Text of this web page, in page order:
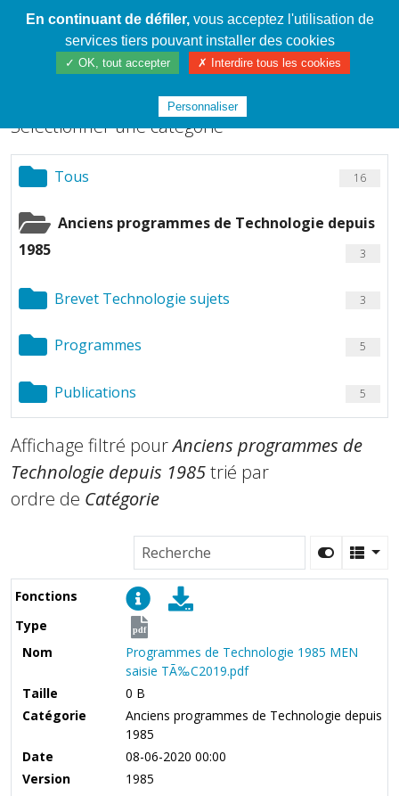
Cahier de textes patrickRICHARD
Chargement de fichiers
Sélectionner une catégorie
Tous 16
Anciens programmes de Technologie depuis
1985
3
Brevet Technologie sujets 3
Programmes 5
Publications 5
Affichage filtré pourAnciens programmes de
Technologie depuis 1985trié par
ordre de Catégorie
Fonctions
Type
pdf
Nom
Programmes de Technologie 1985 MEN
saisie TÃ‰C2019.pdf
Taille
0 B
Catégorie
Anciens programmes de Technologie depuis
1985
Date
08-06-2020 00:00
Version
1985
En continuant de défiler,vous acceptez l'utilisation de
services tiers pouvant installer des cookies
✓ OK, tout accepter ✗ Interdire tous les cookies
Personnaliser